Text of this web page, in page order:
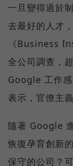
一旦變得過於
去最好的人才
《Business
全公司調查，
Google 工作
表示，官僚主
隨著 Google
恢復孕育創新
保守的公司？